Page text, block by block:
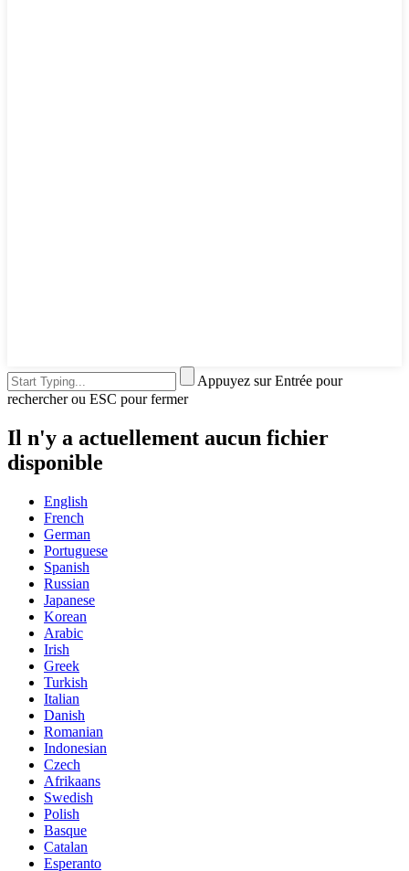
Appuyez sur Entrée pour
rechercher ou ESC pour fermer
Il n'y a actuellement aucun fichier
disponible
English
French
German
Portuguese
Spanish
Russian
Japanese
Korean
Arabic
Irish
Greek
Turkish
Italian
Danish
Romanian
Indonesian
Czech
Afrikaans
Swedish
Polish
Basque
Catalan
Esperanto